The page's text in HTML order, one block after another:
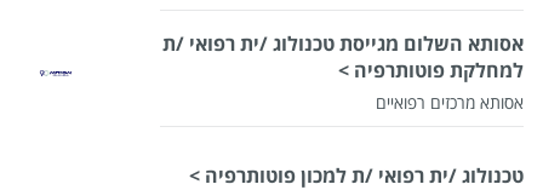
אסותא השלום מגייסת טכנולוג /ית רפואי /ת
למחלקת פוטותרפיה >
אסותא מרכזים רפואיים
טכנולוג /ית רפואי /ת למכון פוטותרפיה >